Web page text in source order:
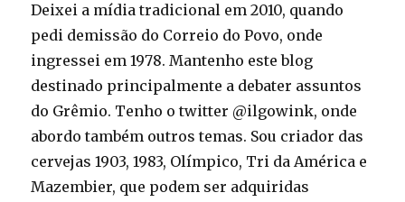
Deixei a mídia tradicional em 2010, quando
pedi demissão do Correio do Povo, onde
ingressei em 1978. Mantenho este blog
destinado principalmente a debater assuntos
do Grêmio. Tenho o twitter @ilgowink, onde
abordo também outros temas. Sou criador das
cervejas 1903, 1983, Olímpico, Tri da América e
Mazembier, que podem ser adquiridas